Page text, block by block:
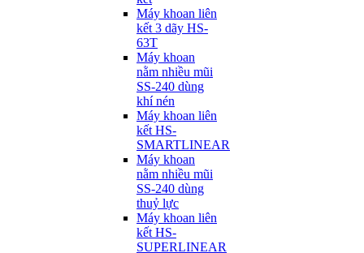
Máy khoan liên
kết 3 dãy HS-
63T
Máy khoan
nằm nhiều mũi
SS-240 dùng
khí nén
Máy khoan liên
kết HS-
SMARTLINEAR
Máy khoan
nằm nhiều mũi
SS-240 dùng
thuỷ lực
Máy khoan liên
kết HS-
SUPERLINEAR